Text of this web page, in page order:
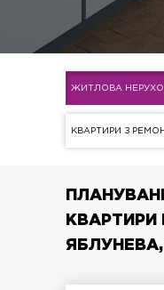
ЖИТЛОВА
КВАРТИРИ З
КВАРТИРИ